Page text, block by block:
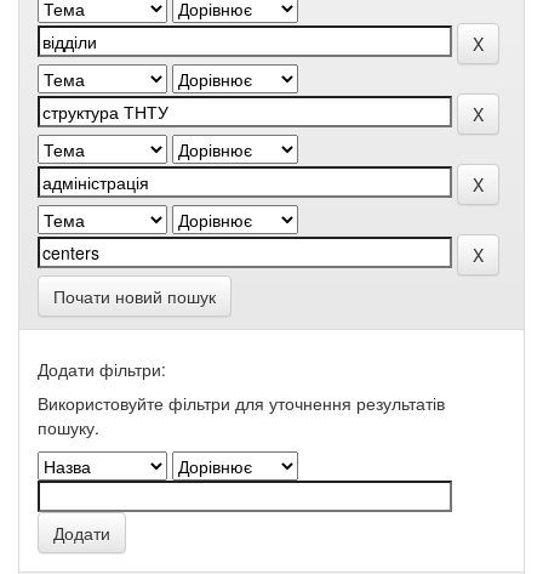
Почати новий пошук
Додати фільтри:
Використовуйте фільтри для уточнення результатів
пошуку.